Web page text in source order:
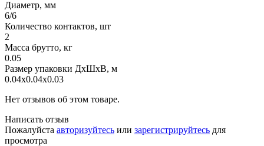
Диаметр, мм
6/6
Количество контактов, шт
2
Масса брутто, кг
0.05
Размер упаковки ДхШхВ, м
0.04x0.04x0.03
Нет отзывов об этом товаре.
Написать отзыв
Пожалуйста авторизуйтесь или зарегистрируйтесь для
просмотра